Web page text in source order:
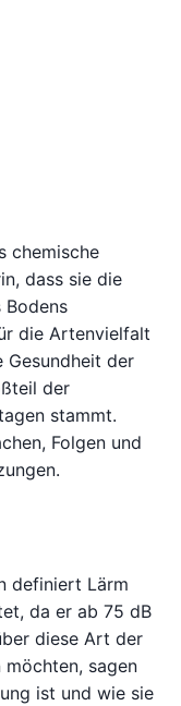
chemische
dass sie die
Bodens
die Artenvielfalt
Gesundheit der
der
stammt.
Folgen und
definiert Lärm
da er ab 75 dB
diese Art der
sagen
ist und wie sie